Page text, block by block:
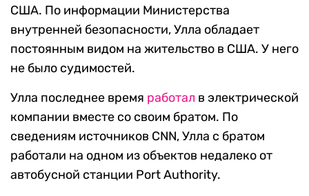
США. По информации Министерства
внутренней безопасности, Улла обладает
постоянным видом на жительство в США. У него
не было судимостей.
Улла последнее время работал в электрической
компании вместе со своим братом. По
сведениям источников CNN, Улла с братом
работали на одном из объектов недалеко от
автобусной станции Port Authority.